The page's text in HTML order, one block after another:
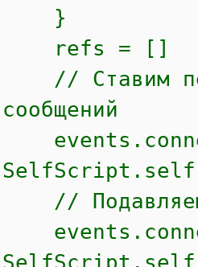
}
refs = []
// Ставим
сообщений
// Подавляем